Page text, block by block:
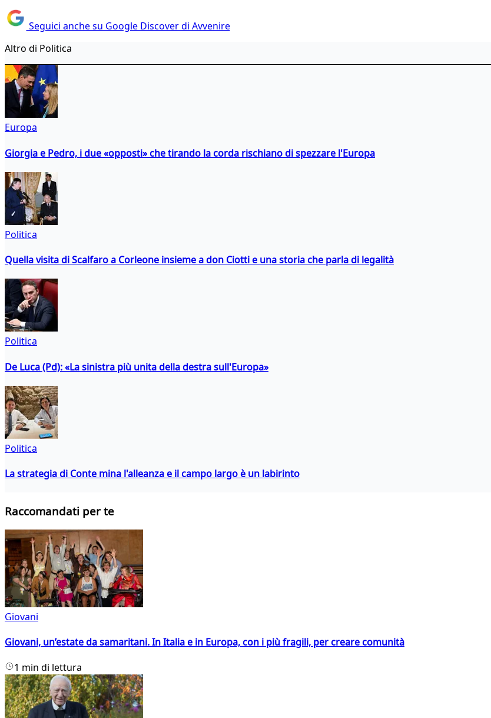
Seguici anche su Google Discover di Avvenire
Altro di Politica
Europa
Giorgia e Pedro, i due «opposti» che tirando la corda rischiano di spezzare l'Europa
Politica
Quella visita di Scalfaro a Corleone insieme a don Ciotti e una storia che parla di legalità
Politica
De Luca (Pd): «La sinistra più unita della destra sull'Europa»
Politica
La strategia di Conte mina l'alleanza e il campo largo è un labirinto
Raccomandati per te
Giovani
Giovani, un’estate da samaritani. In Italia e in Europa, con i più fragili, per creare comunità
1 min di lettura